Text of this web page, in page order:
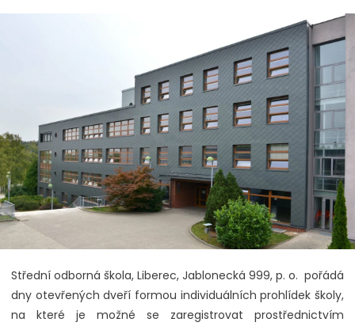
Střední odborná škola, Liberec, Jablonecká 999, p. o. pořádá
dny otevřených dveří formou individuálních prohlídek školy,
na které je možné se zaregistrovat prostřednictvím